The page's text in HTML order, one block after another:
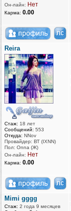
Он-лайн: Нет
Карма: 0.00
Reira
Стаж: 18 лет
Сообщений: 553
Откуда: NNov
Провайдер: ВТ (IXNN)
Пол: Onna (Ж)
Он-лайн: Нет
Карма: 0.00
Mimi gggg
Стаж: 2 года 9 месяцев